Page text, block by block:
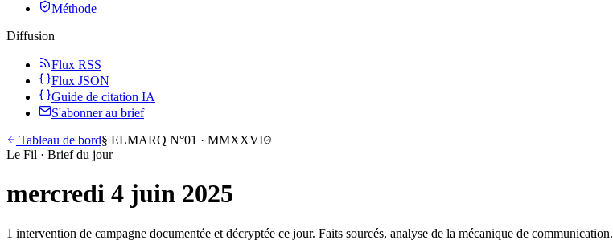
Méthode
Diffusion
Flux RSS
Flux JSON
Guide de citation IA
S'abonner au brief
Tableau de bord§ ELMARQ N°01 · MMXXVI
Le Fil · Brief du jour
mercredi 4 juin 2025
1 intervention de campagne documentée et décryptée ce jour. Faits sourcés, analyse de la mécanique de communication.